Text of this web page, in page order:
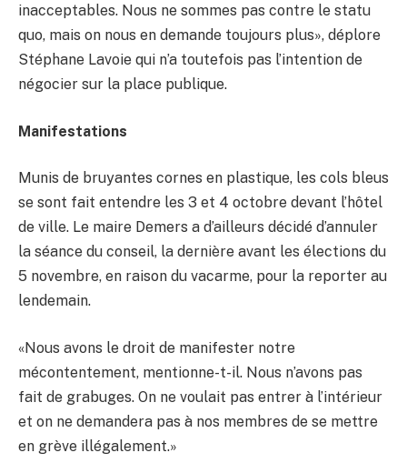
inacceptables. Nous ne sommes pas contre le statu
quo, mais on nous en demande toujours plus», déplore
Stéphane Lavoie qui n’a toutefois pas l’intention de
négocier sur la place publique.
Manifestations
Munis de bruyantes cornes en plastique, les cols bleus
se sont fait entendre les 3 et 4 octobre devant l’hôtel
de ville. Le maire Demers a d’ailleurs décidé d’annuler
la séance du conseil, la dernière avant les élections du
5 novembre, en raison du vacarme, pour la reporter au
lendemain.
«Nous avons le droit de manifester notre
mécontentement, mentionne-t-il. Nous n’avons pas
fait de grabuges. On ne voulait pas entrer à l’intérieur
et on ne demandera pas à nos membres de se mettre
en grève illégalement.»